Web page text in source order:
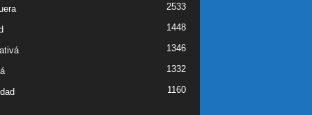
2533
1448
1346
1332
1160